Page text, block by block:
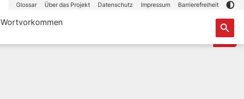
Glossar Über das Projekt Datenschutz Impressum Barrierefreiheit
Wortvorkommen